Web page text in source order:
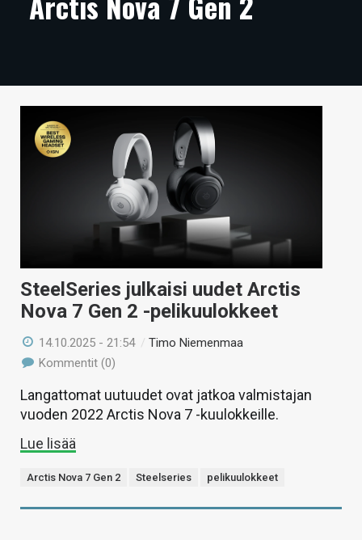
ARTIKKELIT
TECHBBS
TIETOA
HINTA.FI
HAKU
SteelSeries julkaisi uudet Arctis
Nova 7 Gen 2 -pelikuulokkeet
14.10.2025 - 21:54 /Timo Niemenmaa
Kommentit (0)
Langattomat uutuudet ovat jatkoa valmistajan
vuoden 2022 Arctis Nova 7 -kuulokkeille.
Lue lisää
Arctis Nova 7 Gen 2 Steelseries pelikuulokkeet